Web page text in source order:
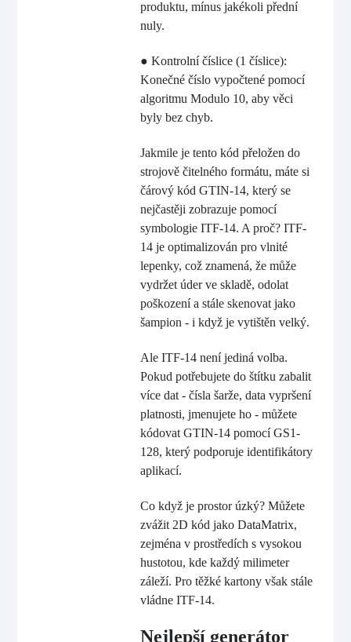
produktu, mínus jakékoli přední
nuly.
● Kontrolní číslice (1 číslice):
Konečné číslo vypočtené pomocí
algoritmu Modulo 10, aby věci
byly bez chyb.
Jakmile je tento kód přeložen do
strojově čitelného formátu, máte si
čárový kód GTIN-14, který se
nejčastěji zobrazuje pomocí
symbologie ITF-14. A proč? ITF-
14 je optimalizován pro vlnité
lepenky, což znamená, že může
vydržet úder ve skladě, odolat
poškození a stále skenovat jako
šampion - i když je vytištěn velký.
Ale ITF-14 není jediná volba.
Pokud potřebujete do štítku zabalit
více dat - čísla šarže, data vypršení
platnosti, jmenujete ho - můžete
kódovat GTIN-14 pomocí GS1-
128, který podporuje identifikátory
aplikací.
Co když je prostor úzký? Můžete
zvážit 2D kód jako DataMatrix,
zejména v prostředích s vysokou
hustotou, kde každý milimeter
záleží. Pro těžké kartony však stále
vládne ITF-14.
Nejlepší generátor